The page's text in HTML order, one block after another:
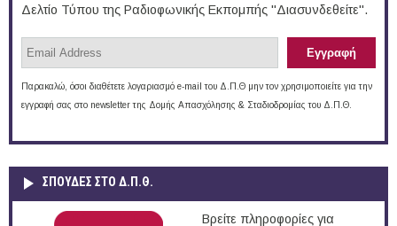
Δελτίο Τύπου της Ραδιοφωνικής Εκπομπής "Διασυνδεθείτε".
Παρακαλώ, όσοι διαθέτετε λογαριασμό e-mail του Δ.Π.Θ μην τον χρησιμοποιείτε για την
εγγραφή σας στο newsletter της Δομής Απασχόλησης & Σταδιοδρομίας του Δ.Π.Θ.
ΣΠΟΥΔΈΣ ΣΤΟ Δ.Π.Θ.
Βρείτε πληροφορίες για